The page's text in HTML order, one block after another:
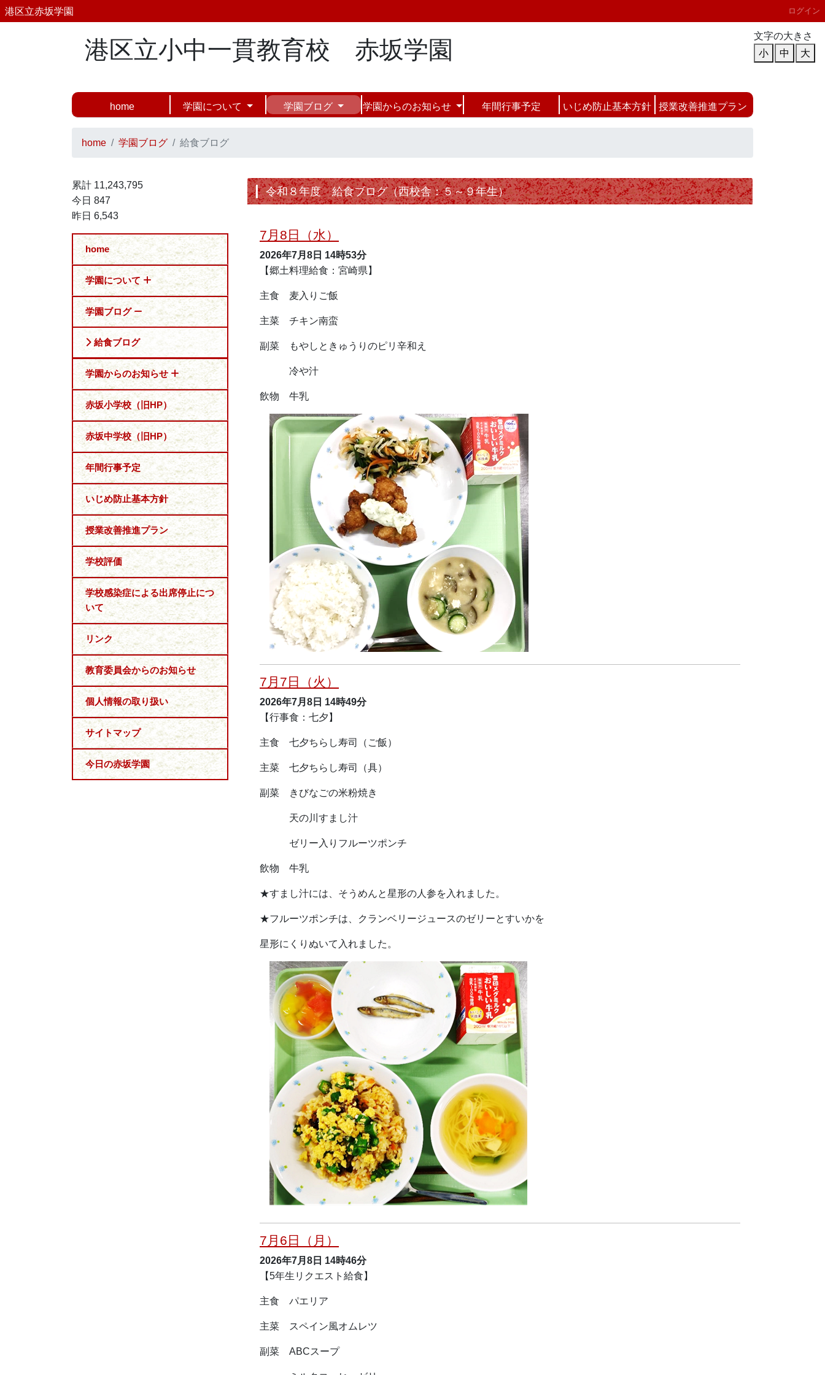
港区立赤坂学園 ログイン
文字の大きさ
小
中 大
港区立小中一貫教育校 赤坂学園
home 学園について 学園ブログ 学園からのお知らせ 年間行事予定 いじめ防止基本方針 授業改善推進プラン
home 学園ブログ 給食ブログ
累計 11,243,795
今日 847
昨日 6,543
home
学園について
学園ブログ
給食ブログ
学園からのお知らせ
赤坂小学校（旧HP）
赤坂中学校（旧HP）
年間行事予定
いじめ防止基本方針
授業改善推進プラン
学校評価
学校感染症による出席停止につ
いて
リンク
教育委員会からのお知らせ
個人情報の取り扱い
サイトマップ
今日の赤坂学園
令和８年度 給食ブログ（西校舎：５～９年生）
7月8日（水）
2026年7月8日 14時53分
【郷土料理給食：宮崎県】
主食 麦入りご飯
主菜 チキン南蛮
副菜 もやしときゅうりのピリ辛和え
冷や汁
飲物 牛乳
7月7日（火）
2026年7月8日 14時49分
【行事食：七夕】
主食 七夕ちらし寿司（ご飯）
主菜 七夕ちらし寿司（具）
副菜 きびなごの米粉焼き
天の川すまし汁
ゼリー入りフルーツポンチ
飲物 牛乳
★すまし汁には、そうめんと星形の人参を入れました。
★フルーツポンチは、クランベリージュースのゼリーとすいかを
星形にくりぬいて入れました。
7月6日（月）
2026年7月8日 14時46分
【5年生リクエスト給食】
主食 パエリア
主菜 スペイン風オムレツ
副菜 ABCスープ